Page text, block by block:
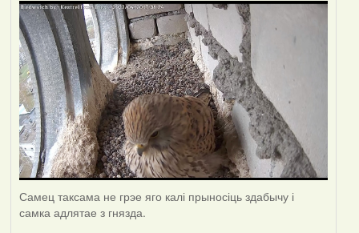
Самец таксама не грэе яго калі прыносіць здабычу і
самка адлятае з гнязда.